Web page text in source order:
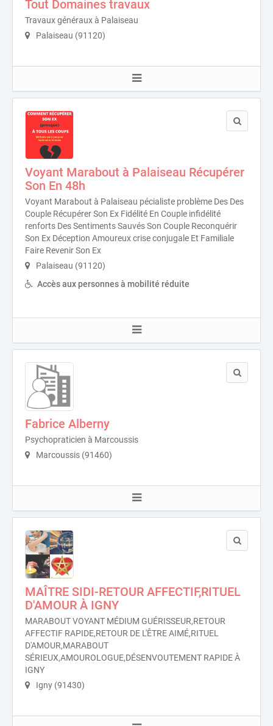
Tout Domaines travaux
Travaux généraux à Palaiseau
Palaiseau (91120)
Voyant Marabout à Palaiseau Récupérer
Son En 48h
Voyant Marabout à Palaiseau pécialiste problème Des Des
Couple Récupérer Son Ex Fidélité En Couple infidélité
renforts Des Sentiments Sauvés Son Couple Reconquérir
Son Ex Déception Amoureux crise conjugale Et Familiale
Faire Revenir Son Ex
Palaiseau (91120)
Accès aux personnes à mobilité réduite
Fabrice Alberny
Psychopraticien à Marcoussis
Marcoussis (91460)
MAÎTRE SIDI-RETOUR AFFECTIF,RITUEL
D'AMOUR À IGNY
MARABOUT VOYANT MÉDIUM GUÉRISSEUR,RETOUR
AFFECTIF RAPIDE,RETOUR DE L'ÊTRE AIMÉ,RITUEL
D'AMOUR,MARABOUT
SÉRIEUX,AMOUROLOGUE,DÉSENVOUTEMENT RAPIDE À
IGNY
Igny (91430)